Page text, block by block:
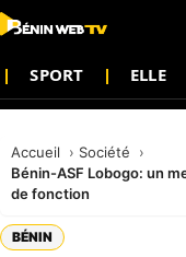
SPORT ELLE
Accueil
Société
Bénin-ASF Lobogo: un
de fonction
BÉNIN